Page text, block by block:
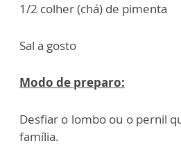
1/2 colher (chá) de pimenta
Sal a gosto
Modo de preparo:
Desfiar o lombo ou o pernil
família.